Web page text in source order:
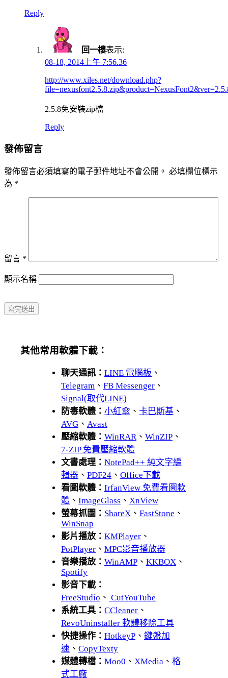
Reply
回一樓表示:
08-18, 2014上午 7:56.36
http://www.xiles.net/download.php?
2.5.8免安裝zip檔
Reply
發佈留言
發佈留言必須填寫的電子郵件地址不會公開。 必填欄位標示
為 *
留言 *
顯示名稱
其他常用軟體下載：
聊天通訊： LINE 電腦板 、
Telegram 、 FB Messenger 、
Signal(取代LINE)
防毒軟體： 小紅傘 、 卡巴斯基 、
AVG 、 Avast
壓縮軟體： WinRAR、 WinZIP 、
7-ZIP 免費壓縮軟體
文書處理： NotePad++ 純文字編
輯器 、 PDF24 、 Office下載
看圖軟體： IrfanView 免費看圖軟
體 、 ImageGlass 、 XnView
螢幕抓圖： ShareX 、 FastStone 、
WinSnap
影片播放： KMPlayer 、
PotPlayer 、 MPC影音播放器
音樂播放： WinAMP 、 KKBOX 、
Spotify
影音下載：
FreeStudio 、 CutYouTube
系統工具： CCleaner 、
RevoUninstaller 軟體移除工具
快捷操作： HotkeyP 、 鍵盤加
速 、 CopyTexty
媒體轉檔： Moo0 、 XMedia 、 格
式工廠